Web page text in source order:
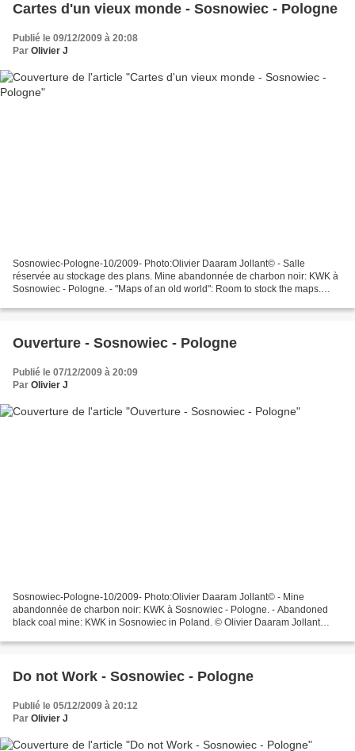
Cartes d'un vieux monde - Sosnowiec - Pologne
Publié le 09/12/2009 à 20:08
Par Olivier J
Sosnowiec-Pologne-10/2009- Photo:Olivier Daaram Jollant© - Salle
réservée au stockage des plans. Mine abandonnée de charbon noir: KWK à
Sosnowiec - Pologne. - "Maps of an old world": Room to stock the maps.
Ouverture - Sosnowiec - Pologne
Publié le 07/12/2009 à 20:09
Par Olivier J
Sosnowiec-Pologne-10/2009- Photo:Olivier Daaram Jollant© - Mine
abandonnée de charbon noir: KWK à Sosnowiec - Pologne. - Abandoned
black coal mine: KWK in Sosnowiec in Poland. © Olivier Daaram Jollant
Do not Work - Sosnowiec - Pologne
Publié le 05/12/2009 à 20:12
Par Olivier J